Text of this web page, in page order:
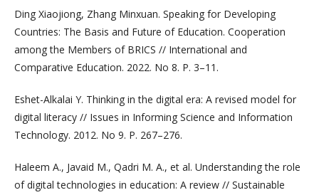
Ding Xiaojiong, Zhang Minxuan. Speaking for Developing
Countries: The Basis and Future of Education. Cooperation
among the Members of BRICS // International and
Comparative Education. 2022. No 8. P. 3–11.
Eshet-Alkalai Y. Thinking in the digital era: A revised model for
digital literacy // Issues in Informing Science and Information
Technology. 2012. No 9. P. 267–276.
Haleem A., Javaid M., Qadri M. A., et al. Understanding the role
of digital technologies in education: A review // Sustainable